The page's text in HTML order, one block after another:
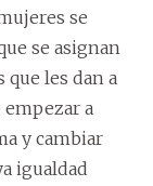
se
se asignan
que les dan a
a
y cambiar
igualdad